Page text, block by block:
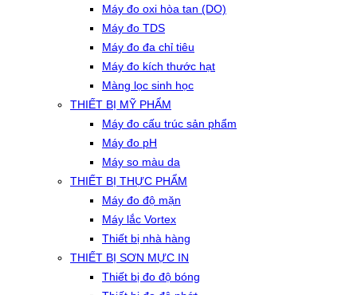
Máy đo oxi hòa tan (DO)
Máy đo TDS
Máy đo đa chỉ tiêu
Máy đo kích thước hạt
Màng lọc sinh học
THIẾT BỊ MỸ PHẨM
Máy đo cấu trúc sản phẩm
Máy đo pH
Máy so màu da
THIẾT BỊ THỰC PHẨM
Máy đo độ mặn
Máy lắc Vortex
Thiết bị nhà hàng
THIẾT BỊ SƠN MỰC IN
Thiết bị đo độ bóng